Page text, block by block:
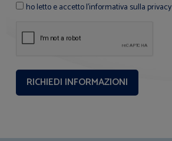
ho letto e accetto l'informativa sulla privacy